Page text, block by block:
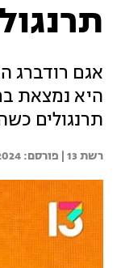
אגם רודברג
היא נמצאת
תרנגולים כשהייתה בת 6:
רשת 13 |